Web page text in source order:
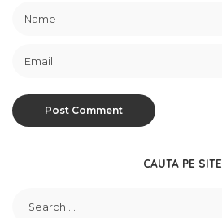
CAUTA PE SITE